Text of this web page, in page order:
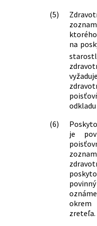
a o
540/2021 Z. z.
č.
č.
(5)
na
(6)
je
okrem
zreteľa.